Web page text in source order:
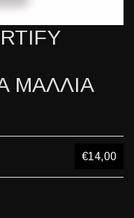
ΜΑΛΛΙΑ
€14,00